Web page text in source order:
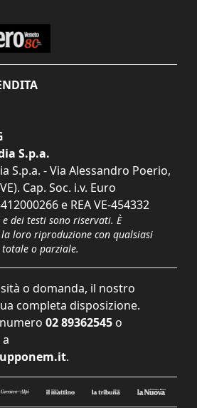
S.p.a.
S.p.a. - Via Alessandro Poerio,
Cap. Soc. i.v. Euro
e REA VE-454332
dei testi sono riservati. È
loro riproduzione con qualsiasi
o parziale.
o domanda, il nostro
completa disposizione.
02 89362545 o
.